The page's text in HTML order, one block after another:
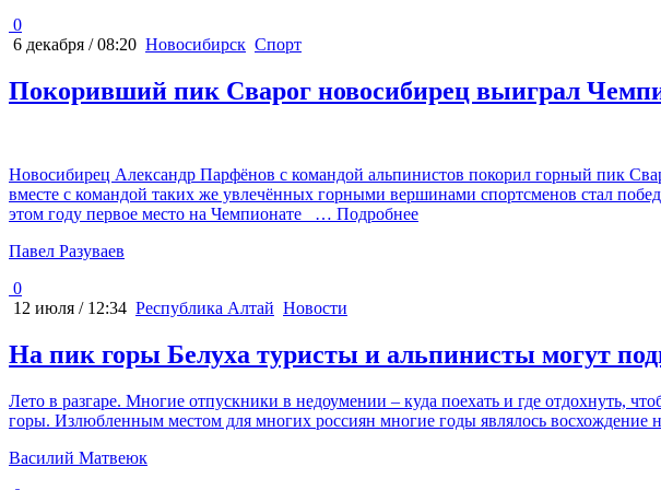
0
6 декабря / 08:20 Новосибирск Спорт
Покоривший пик Сварог новосибирец выиграл
Новосибирец Александр Парфёнов с командой альпинистов покорил горный пик
вместе с командой таких же увлечённых горными вершинами спортсменов стал
этом году первое место на Чемпионате
… Подробнее
Павел Разуваев
0
12 июля / 12:34 Республика Алтай Новости
На пик горы Белуха туристы и альпинисты могут
Лето в разгаре. Многие отпускники в недоумении – куда поехать и где отдохнуть,
горы. Излюбленным местом для многих россиян многие годы являлось
Василий Матвеюк